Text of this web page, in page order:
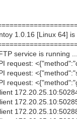
1.0.16 [Linux 64] is
service is running ...
request:
request:
request: